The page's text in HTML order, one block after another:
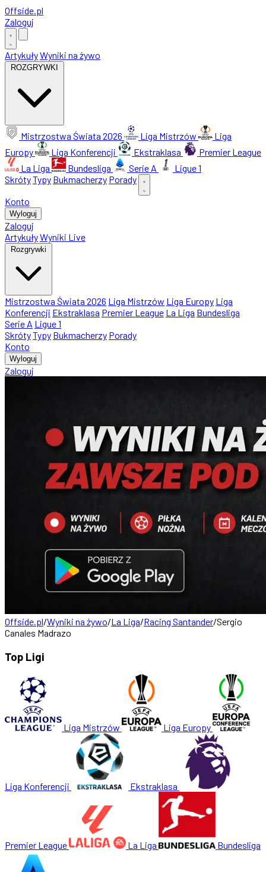
Offside.pl
Zaloguj
ArtykułyWyniki na żywo
ROZGRYWKI
Mistrzostwa Świata 2026 Liga Mistrzów
Liga
Europy
Liga Konferencji Ekstraklasa
Premier League
La Liga
Bundesliga Serie A
Ligue 1
SkrótyTypy Bukmacherzy Porady
Konto
Wyloguj
Zaloguj
ArtykułyWyniki Live
Rozgrywki
Mistrzostwa Świata 2026 Liga Mistrzów Liga Europy Liga
Konferencji Ekstraklasa Premier League La Liga Bundesliga
Serie A Ligue 1
SkrótyTypy Bukmacherzy Porady
Konto
Wyloguj
Zaloguj
Offside.pl/Wyniki na żywo/La Liga/Racing Santander/Sergio
Canales Madrazo
Top Ligi
Liga Mistrzów Liga Europy
Liga Konferencji Ekstraklasa
Premier League La Liga Bundesliga